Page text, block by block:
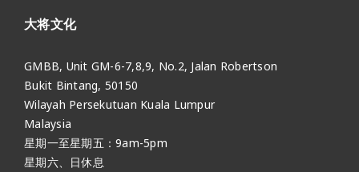
大将文化
GMBB, Unit GM-6-7,8,9, No.2, Jalan Robertson
Bukit Bintang, 50150
Wilayah Persekutuan Kuala Lumpur
Malaysia
星期一至星期五：9am-5pm
星期六、日休息